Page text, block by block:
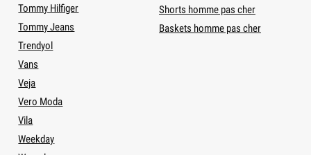
Tommy Hilfiger
Tommy Jeans
Trendyol
Vans
Veja
Vero Moda
Vila
Weekday
Shorts homme pas cher
Baskets homme pas cher